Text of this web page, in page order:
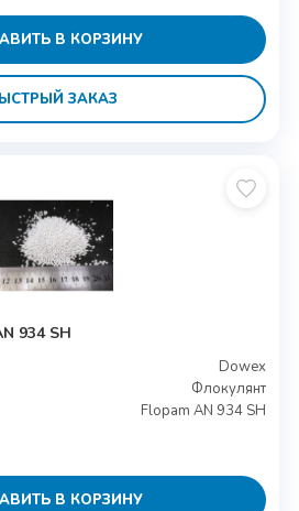
В КОРЗИНУ
ЗАКАЗ
934 SH
Dowex
Флокулянт
Flopam AN 934 SH
В КОРЗИНУ